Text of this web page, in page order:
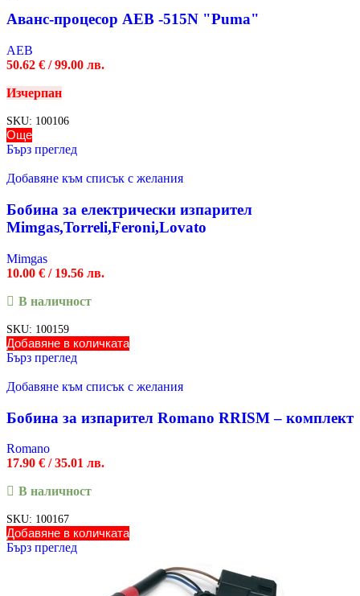
Аванс-процесор AEB -515N "Puma"
AEB
50.62 € / 99.00 лв.
Изчерпан
SKU: 100106
Още
Бърз преглед
Добавяне към списък с желания
Бобина за електрически изпарител
Mimgas,Torreli,Feroni,Lovato
Mimgas
10.00 € / 19.56 лв.
В наличност
SKU: 100159
Добавяне в количката
Бърз преглед
Добавяне към списък с желания
Бобина за изпарител Romano RRISM – комплект
Romano
17.90 € / 35.01 лв.
В наличност
SKU: 100167
Добавяне в количката
Бърз преглед